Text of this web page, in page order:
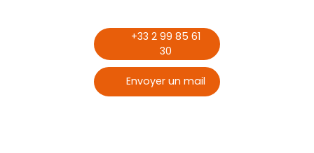
+33 2 99 85 61
30
Envoyer un mail